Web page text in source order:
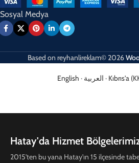
Sosyal Medya
Based on reyhanlireklam© 2026
English · العربية · Kıbrıs'a
Hatay'da Hizmet
2015'ten bu yana Hatay'ın 15 ilçesinde